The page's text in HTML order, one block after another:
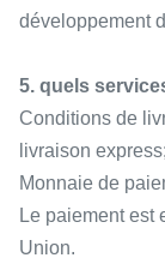
développement
5. quels
Conditions de
livraison express;
Monnaie de
Le paiement est
Union.